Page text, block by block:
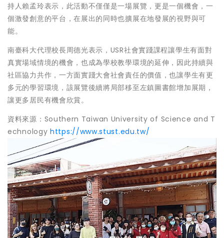
持人賴孟玲表示，此活動不僅僅是一場展覽，更是一個機會，一
個激發創意的平台，在展出的同時也擴展在地發展的視野與可
能。
南臺科大代理校長周德光表示，USR社會實踐課程讓學生有面對
真實場域情境的機會，也成為學校教學環境的延伸，因此持續與
社區協力共作，一方面實踐大會社會責任的價值，也讓學生有更
多元的學習環境，該展覽後續將局部移至左鎮圖書館增加展期，
讓更多居民有機會欣賞。
資料來源：Southern Taiwan University of Science and T
echnology https://www.stust.edu.tw/